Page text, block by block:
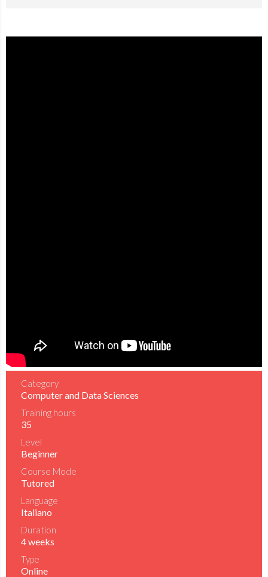
Category
Computer and Data Sciences
Training hours
35
Level
Beginner
Course Mode
Tutored
Language
Italiano
Duration
4 weeks
Type
Online